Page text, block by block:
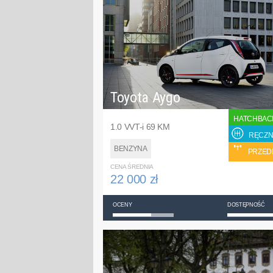
Toyota Aygo
1.0 VVT-i 69 KM
BENZYNA
CENA ŚREDNIA
22 000 zł
OCENY DOSTĘPNOŚĆ